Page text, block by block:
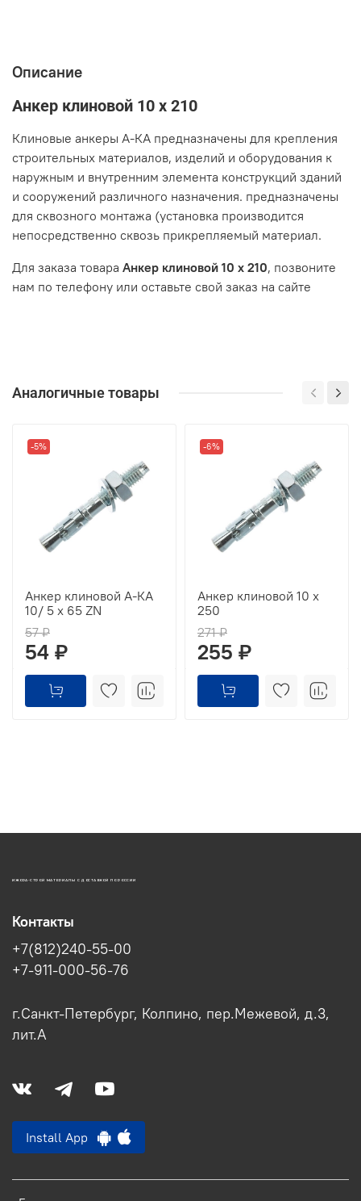
Описание
Анкер клиновой 10 x 210
Клиновые анкеры А-КА предназначены для крепления
строительных материалов, изделий и оборудования к
наружным и внутренним элемента конструкций зданий
и сооружений различного назначения. предназначены
для сквозного монтажа (установка производится
непосредственно сквозь прикрепляемый материал.
Для заказа товара Анкер клиновой 10 x 210, позвоните
нам по телефону или оставьте свой заказ на сайте
Аналогичные товары
-5%
Анкер клиновой А-КА
10/ 5 x 65 ZN
57 ₽
54 ₽
-6%
Анкер клиновой 10 x
250
271 ₽
255 ₽
ИЖОРА-СТРОЙ МАТЕРИАЛЫ С ДОСТАВКОЙ ПО РОССИИ
Контакты
+7(812)240-55-00
+7-911-000-56-76
г.Санкт-Петербург, Колпино, пер.Межевой, д.3,
лит.А
Install App